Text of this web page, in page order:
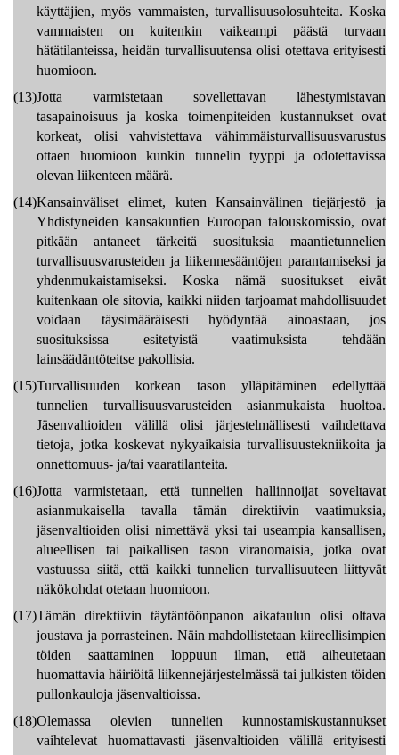
käyttäjien, myös vammaisten, turvallisuusolosuhteita. Koska
vammaisten on kuitenkin vaikeampi päästä turvaan
hätätilanteissa, heidän turvallisuutensa olisi otettava erityisesti
huomioon.
(13)Jotta varmistetaan sovellettavan lähestymistavan
tasapainoisuus ja koska toimenpiteiden kustannukset ovat
korkeat, olisi vahvistettava vähimmäisturvallisuusvarustus
ottaen huomioon kunkin tunnelin tyyppi ja odotettavissa
olevan liikenteen määrä.
(14)Kansainväliset elimet, kuten Kansainvälinen tiejärjestö ja
Yhdistyneiden kansakuntien Euroopan talouskomissio, ovat
pitkään antaneet tärkeitä suosituksia maantietunnelien
turvallisuusvarusteiden ja liikennesääntöjen parantamiseksi ja
yhdenmukaistamiseksi. Koska nämä suositukset eivät
kuitenkaan ole sitovia, kaikki niiden tarjoamat mahdollisuudet
voidaan täysimääräisesti hyödyntää ainoastaan, jos
suosituksissa esitetyistä vaatimuksista tehdään
lainsäädäntöteitse pakollisia.
(15)Turvallisuuden korkean tason ylläpitäminen edellyttää
tunnelien turvallisuusvarusteiden asianmukaista huoltoa.
Jäsenvaltioiden välillä olisi järjestelmällisesti vaihdettava
tietoja, jotka koskevat nykyaikaisia turvallisuustekniikoita ja
onnettomuus- ja/tai vaaratilanteita.
(16)Jotta varmistetaan, että tunnelien hallinnoijat soveltavat
asianmukaisella tavalla tämän direktiivin vaatimuksia,
jäsenvaltioiden olisi nimettävä yksi tai useampia kansallisen,
alueellisen tai paikallisen tason viranomaisia, jotka ovat
vastuussa siitä, että kaikki tunnelien turvallisuuteen liittyvät
näkökohdat otetaan huomioon.
(17)Tämän direktiivin täytäntöönpanon aikataulun olisi oltava
joustava ja porrasteinen. Näin mahdollistetaan kiireellisimpien
töiden saattaminen loppuun ilman, että aiheutetaan
huomattavia häiriöitä liikennejärjestelmässä tai julkisten töiden
pullonkauloja jäsenvaltioissa.
(18)Olemassa olevien tunnelien kunnostamiskustannukset
vaihtelevat huomattavasti jäsenvaltioiden välillä erityisesti